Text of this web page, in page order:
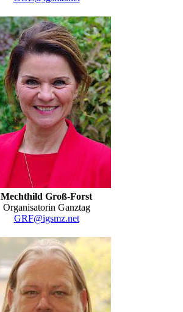
Mechthild Groß-Forst
Organisatorin Ganztag
GRF@igsmz.net